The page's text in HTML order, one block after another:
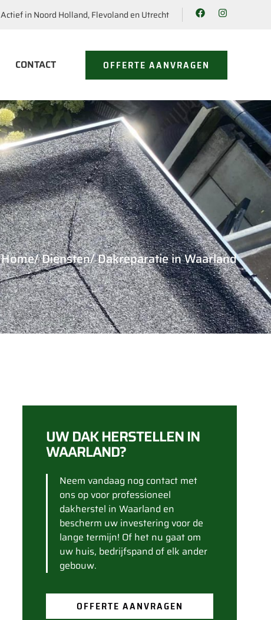
Actief in Noord Holland, Flevoland en Utrecht
CONTACT OFFERTE AANVRAGEN
Home/ Diensten/ Dakreparatie in Waarland
UW DAK HERSTELLEN IN
WAARLAND?
Neem vandaag nog contact met
ons op voor professioneel
dakherstel in Waarland en
bescherm uw investering voor de
lange termijn! Of het nu gaat om
uw huis, bedrijfspand of elk ander
gebouw.
OFFERTE AANVRAGEN